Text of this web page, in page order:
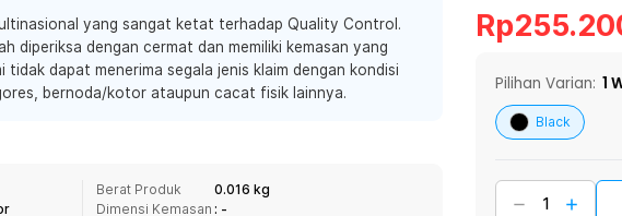
Senin - Jumat (07:00 - 20:00), Sabtu - Minggu (08:00 - 20:00), Tutup pada Idul Fitri
Selengkapnya
yang sangat ketat terhadap Quality Control.
diperiksa dengan cermat dan memiliki kemasan yang
tidak dapat menerima segala jenis klaim dengan kondisi
bernoda/kotor ataupun cacat fisik lainnya.
Berat Produk
0.016 kg
Dimensi Kemasan : -
Rp
Pilihan Varian: 1
Black